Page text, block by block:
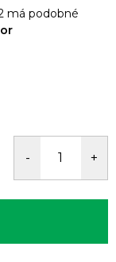
má podobné